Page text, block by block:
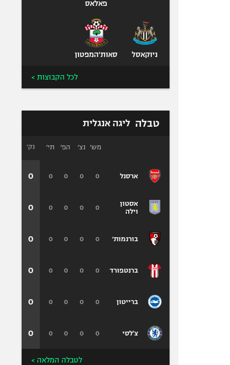
פאלאס
ניוקאסל סאות'המפטון
לכל הקבוצות >
טבלה ליגה אנגלית
ארסנל
אסטון
וילה
בורנמות׳
ברנטפורד
ברייטון
צ'לסי
מש׳ נצ׳ הפ׳ תי׳
0
0
0
0
0
0
0
0
0
0
0
0
0
0
0
0
0
0
0
0
0
0
0
0
נק׳
0
0
0
0
0
0
לטבלה המלאה >